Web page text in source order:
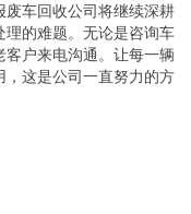
废车回收公司将继续深耕
理的难题。无论是咨询车
户来电沟通。让每一辆
，这是公司一直努力的方